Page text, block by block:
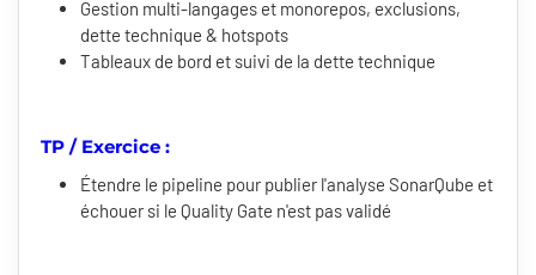
Gestion multi-langages et monorepos, exclusions,
dette technique & hotspots
Tableaux de bord et suivi de la dette technique
TP / Exercice :
Étendre le pipeline pour publier l'analyse SonarQube et
échouer si le Quality Gate n'est pas validé